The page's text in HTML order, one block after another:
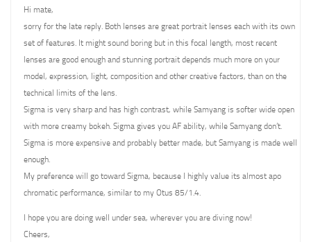
Hi mate,
sorry for the late reply. Both lenses are great portrait lenses each with its own
set of features. It might sound boring but in this focal length, most recent
lenses are good enough and stunning portrait depends much more on your
model, expression, light, composition and other creative factors, than on the
technical limits of the lens.
Sigma is very sharp and has high contrast, while Samyang is softer wide open
with more creamy bokeh. Sigma gives you AF ability, while Samyang don’t.
Sigma is more expensive and probably better made, but Samyang is made well
enough.
My preference will go toward Sigma, because I highly value its almost apo
chromatic performance, similar to my Otus 85/1.4.
I hope you are doing well under sea, wherever you are diving now!
Cheers,